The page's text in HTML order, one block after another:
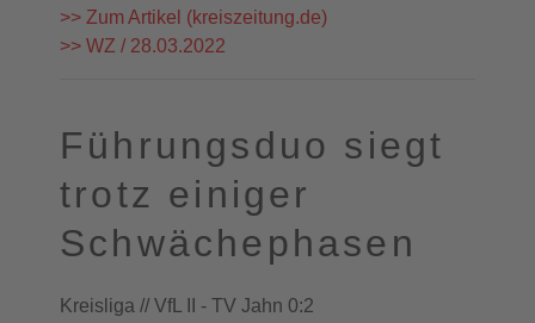
>> Zum Artikel (kreiszeitung.de)
>> WZ / 28.03.2022
Führungsduo siegt
trotz einiger
Schwächephasen
Kreisliga // VfL II - TV Jahn 0:2